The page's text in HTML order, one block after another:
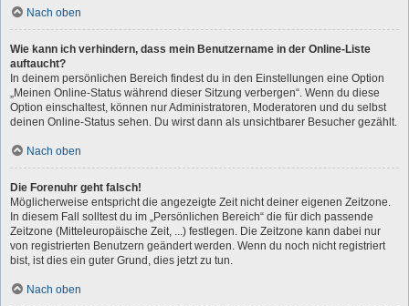
Nach oben
Wie kann ich verhindern, dass mein Benutzername in der Online-Liste
auftaucht?
In deinem persönlichen Bereich findest du in den Einstellungen eine Option
„Meinen Online-Status während dieser Sitzung verbergen“. Wenn du diese
Option einschaltest, können nur Administratoren, Moderatoren und du selbst
deinen Online-Status sehen. Du wirst dann als unsichtbarer Besucher gezählt.
Nach oben
Die Forenuhr geht falsch!
Möglicherweise entspricht die angezeigte Zeit nicht deiner eigenen Zeitzone.
In diesem Fall solltest du im „Persönlichen Bereich“ die für dich passende
Zeitzone (Mitteleuropäische Zeit, ...) festlegen. Die Zeitzone kann dabei nur
von registrierten Benutzern geändert werden. Wenn du noch nicht registriert
bist, ist dies ein guter Grund, dies jetzt zu tun.
Nach oben